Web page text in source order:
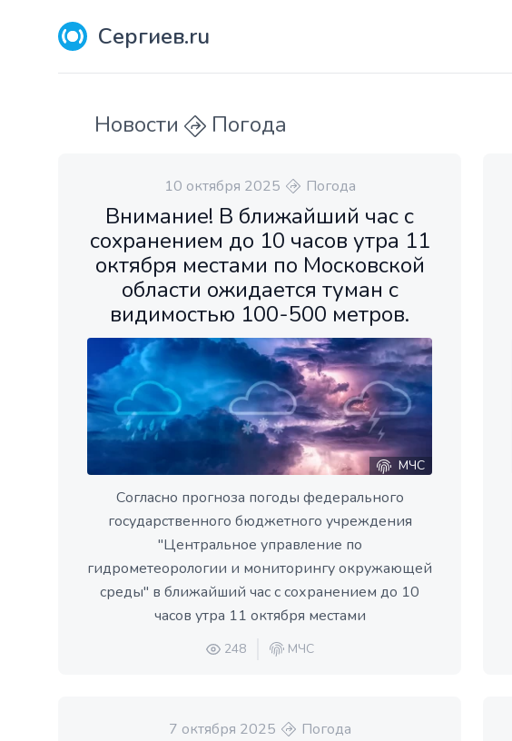
Сергиев.ru
Новости Погода
10 октября 2025 Погода
Внимание! В ближайший час с
сохранением до 10 часов утра 11
октября местами по Московской
области ожидается туман с
видимостью 100-500 метров.
МЧС
Согласно прогноза погоды федерального
государственного бюджетного учреждения
"Центральное управление по
гидрометеорологии и мониторингу окружающей
среды" в ближайший час с сохранением до 10
часов утра 11 октября местами
248 МЧС
7 октября 2025 Погода